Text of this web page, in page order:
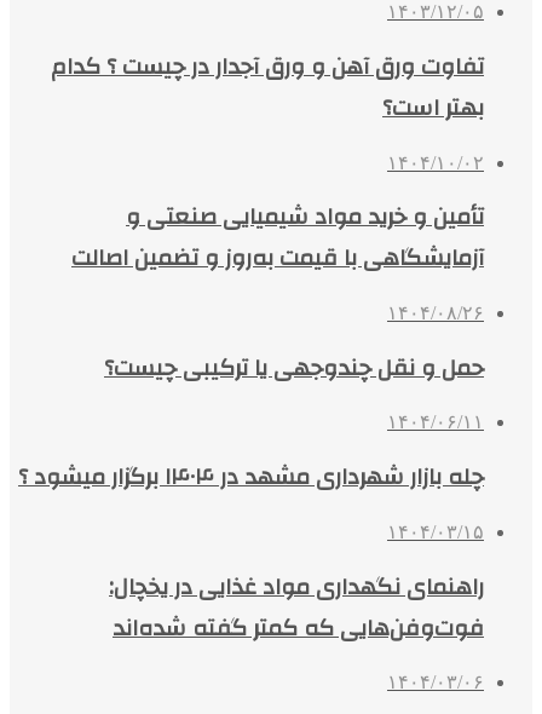
۱۴۰۳/۱۲/۰۵
تفاوت ورق آهن و ورق آجدار در چیست ؟ کدام
بهتر است؟
۱۴۰۴/۱۰/۰۲
تأمین و خرید مواد شیمیایی صنعتی و
آزمایشگاهی با قیمت به‌روز و تضمین اصالت
۱۴۰۴/۰۸/۲۶
حمل و نقل چندوجهی یا ترکیبی چیست؟
۱۴۰۴/۰۶/۱۱
چله بازار شهرداری مشهد در ۱۴۰۴ برگزار میشود ؟
۱۴۰۴/۰۳/۱۵
راهنمای نگهداری مواد غذایی در یخچال:
فوت‌وفن‌هایی که کمتر گفته شده‌اند
۱۴۰۴/۰۳/۰۶